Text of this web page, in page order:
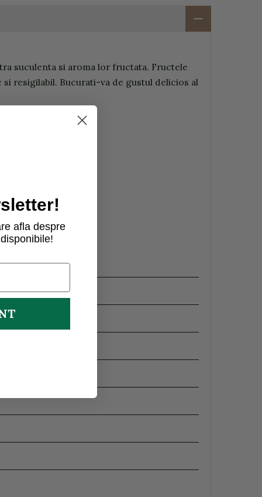
suculenta si aroma lor fructata. Fructele
resigilabil. Bucurati-va de gustul delicios al
afla despre